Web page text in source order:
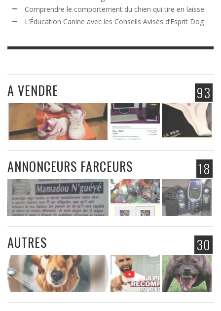
Comprendre le comportement du chien qui tire en laisse
L’Éducation Canine avec les Conseils Avisés d’Esprit Dog
93
A VENDRE
18
ANNONCEURS FARCEURS
30
AUTRES